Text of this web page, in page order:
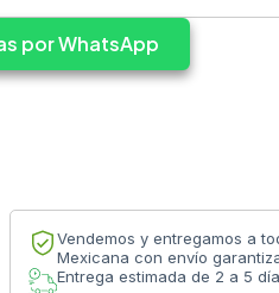
por WhatsApp
Vendemos y entregamos a
Mexicana con envío
Entrega estimada de 2 a 5